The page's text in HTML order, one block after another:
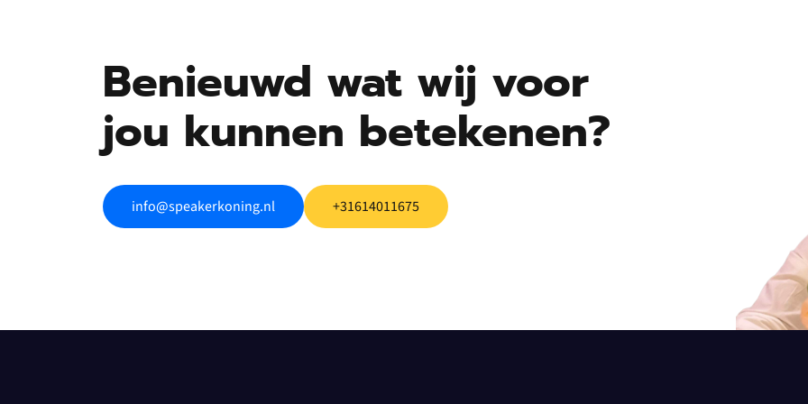
Benieuwd wat wij voor
jou kunnen betekenen?
info@speakerkoning.nl +31614011675